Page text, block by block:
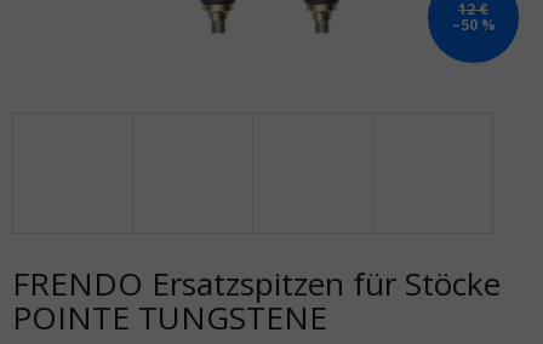
12 €
–50 %
FRENDO Ersatzspitzen für Stöcke
POINTE TUNGSTENE